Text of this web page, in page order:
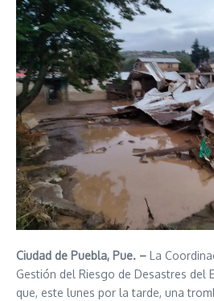
Ciudad de Puebla, Pue. – La
Gestión del Riesgo de Desastres del
que, este lunes por la tarde, una